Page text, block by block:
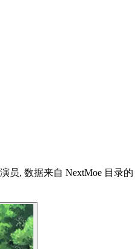
员, 数据来自 NextMoe 目录的